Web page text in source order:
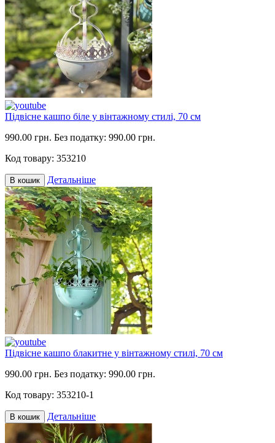
Підвісне кашпо біле у вінтажному стилі, 70 см
990.00 грн. Без податку: 990.00 грн.
Код товару: 353210
В кошик Детальніше
Підвісне кашпо блакитне у вінтажному стилі, 70 см
990.00 грн. Без податку: 990.00 грн.
Код товару: 353210-1
В кошик Детальніше